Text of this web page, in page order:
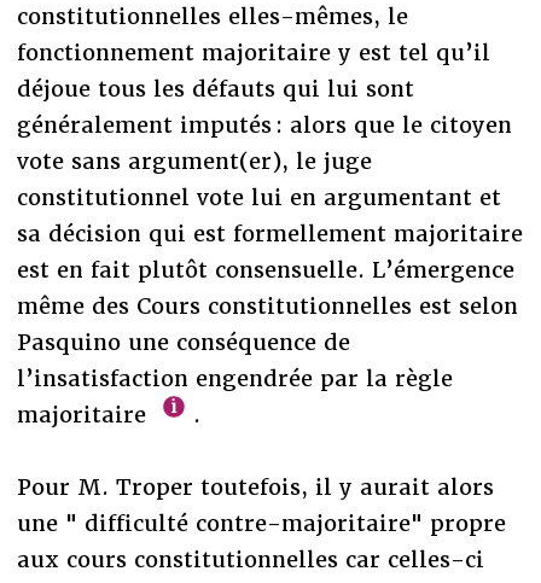
constitutionnelles elles-mêmes, le
fonctionnement majoritaire y est tel qu’il
déjoue tous les défauts qui lui sont
généralement imputés : alors que le citoyen
vote sans argument(er), le juge
constitutionnel vote lui en argumentant et
sa décision qui est formellement majoritaire
est en fait plutôt consensuelle. L’émergence
même des Cours constitutionnelles est selon
Pasquino une conséquence de
l’insatisfaction engendrée par la règle
majoritaire
.
Pour M. Troper toutefois, il y aurait alors
une " difficulté contre-majoritaire" propre
aux cours constitutionnelles car celles-ci